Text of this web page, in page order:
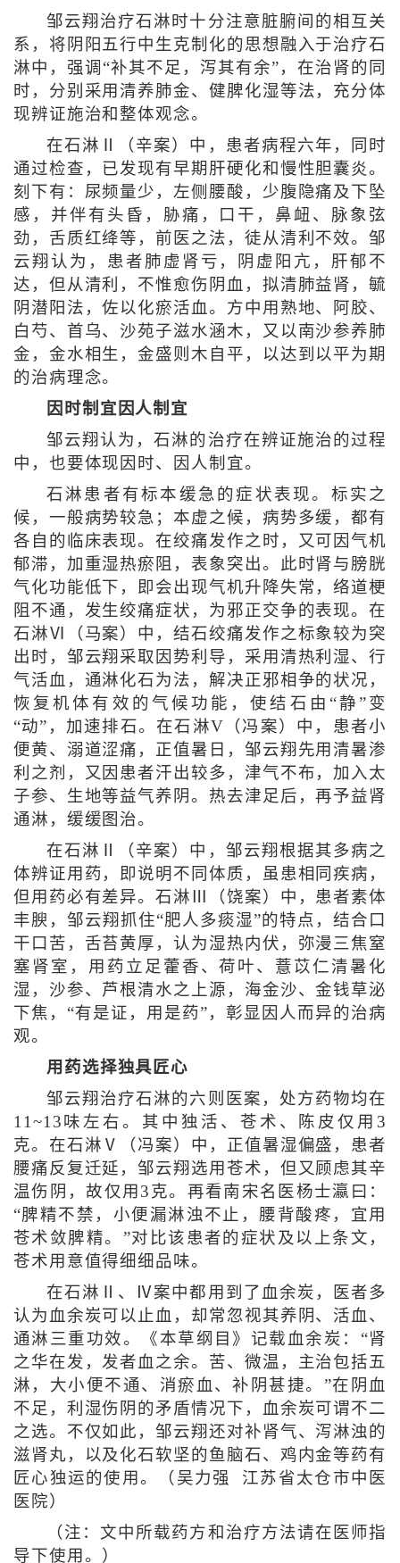
邹云翔治疗石淋时十分注意脏腑间的相互关
系，将阴阳五行中生克制化的思想融入于治疗石
淋中，强调“补其不足，泻其有余”，在治肾的同
时，分别采用清养肺金、健脾化湿等法，充分体
现辨证施治和整体观念。
在石淋Ⅱ（辛案）中，患者病程六年，同时
通过检查，已发现有早期肝硬化和慢性胆囊炎。
刻下有：尿频量少，左侧腰酸，少腹隐痛及下坠
感，并伴有头昏，胁痛，口干，鼻衄、脉象弦
劲，舌质红绛等，前医之法，徒从清利不效。邹
云翔认为，患者肺虚肾亏，阴虚阳亢，肝郁不
达，但从清利，不惟愈伤阴血，拟清肺益肾，毓
阴潜阳法，佐以化瘀活血。方中用熟地、阿胶、
白芍、首乌、沙苑子滋水涵木，又以南沙参养肺
金，金水相生，金盛则木自平，以达到以平为期
的治病理念。
因时制宜因人制宜
邹云翔认为，石淋的治疗在辨证施治的过程
中，也要体现因时、因人制宜。
石淋患者有标本缓急的症状表现。标实之
候，一般病势较急；本虚之候，病势多缓，都有
各自的临床表现。在绞痛发作之时，又可因气机
郁滞，加重湿热瘀阻，表象突出。此时肾与膀胱
气化功能低下，即会出现气机升降失常，络道梗
阻不通，发生绞痛症状，为邪正交争的表现。在
石淋Ⅵ（马案）中，结石绞痛发作之标象较为突
出时，邹云翔采取因势利导，采用清热利湿、行
气活血，通淋化石为法，解决正邪相争的状况，
恢复机体有效的气候功能，使结石由“静”变
“动”，加速排石。在石淋V（冯案）中，患者小
便黄、溺道涩痛，正值暑日，邹云翔先用清暑渗
利之剂，又因患者汗出较多，津气不布，加入太
子参、生地等益气养阴。热去津足后，再予益肾
通淋，缓缓图治。
在石淋Ⅱ（辛案）中，邹云翔根据其多病之
体辨证用药，即说明不同体质，虽患相同疾病，
但用药必有差异。石淋Ⅲ（饶案）中，患者素体
丰腴，邹云翔抓住“肥人多痰湿”的特点，结合口
干口苦，舌苔黄厚，认为湿热内伏，弥漫三焦窒
塞肾室，用药立足藿香、荷叶、薏苡仁清暑化
湿，沙参、芦根清水之上源，海金沙、金钱草泌
下焦，“有是证，用是药”，彰显因人而异的治病
观。
用药选择独具匠心
邹云翔治疗石淋的六则医案，处方药物均在
11~13味左右。其中独活、苍术、陈皮仅用3
克。在石淋Ⅴ（冯案）中，正值暑湿偏盛，患者
腰痛反复迁延，邹云翔选用苍术，但又顾虑其辛
温伤阴，故仅用3克。再看南宋名医杨士瀛曰：
“脾精不禁，小便漏淋浊不止，腰背酸疼，宜用
苍术敛脾精。”对比该患者的症状及以上条文，
苍术用意值得细细品味。
在石淋Ⅱ、Ⅳ案中都用到了血余炭，医者多
认为血余炭可以止血，却常忽视其养阴、活血、
通淋三重功效。《本草纲目》记载血余炭：“肾
之华在发，发者血之余。苦、微温，主治包括五
淋，大小便不通、消瘀血、补阴甚捷。”在阴血
不足，利湿伤阴的矛盾情况下，血余炭可谓不二
之选。不仅如此，邹云翔还对补肾气、泻淋浊的
滋肾丸，以及化石软坚的鱼脑石、鸡内金等药有
匠心独运的使用。（吴力强 江苏省太仓市中医
医院）
（注：文中所载药方和治疗方法请在医师指
导下使用。）